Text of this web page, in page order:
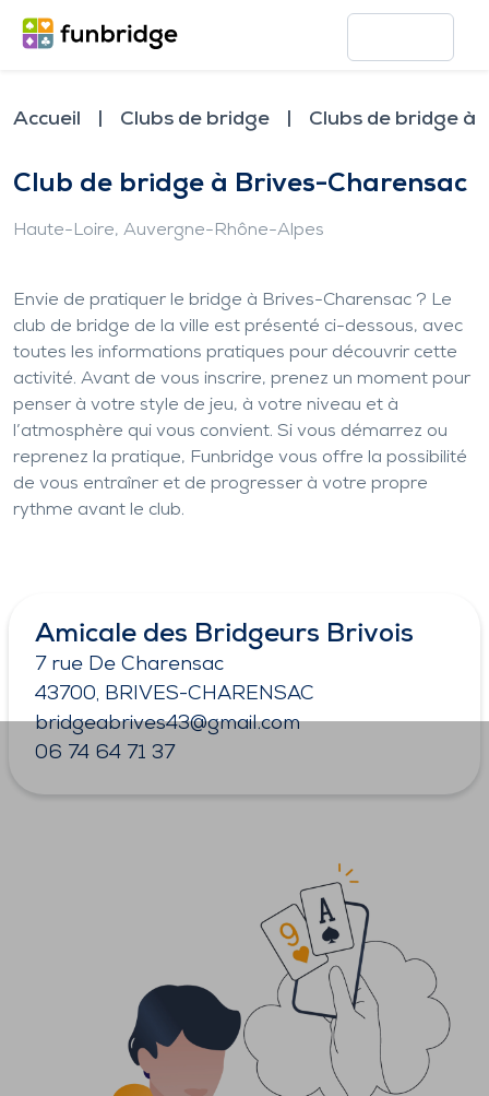
Accueil Clubs de bridge Clubs de bridge à
Club de bridge à Brives-Charensac
Haute-Loire, Auvergne-Rhône-Alpes
Envie de pratiquer le bridge à Brives-Charensac ? Le
club de bridge de la ville est présenté ci-dessous, avec
toutes les informations pratiques pour découvrir cette
activité. Avant de vous inscrire, prenez un moment pour
penser à votre style de jeu, à votre niveau et à
l’atmosphère qui vous convient. Si vous démarrez ou
reprenez la pratique, Funbridge vous offre la possibilité
de vous entraîner et de progresser à votre propre
rythme avant le club.
Amicale des Bridgeurs Brivois
7 rue De Charensac
43700, BRIVES-CHARENSAC
bridgeabrives43@gmail.com
06 74 64 71 37